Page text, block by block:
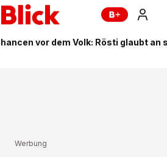
vor dem Volk: Rösti glaubt